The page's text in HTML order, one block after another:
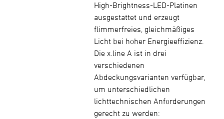
High-Brightness-LED-Platinen
ausgestattet und erzeugt
flimmerfreies, gleichmäßiges
Licht bei hoher Energieeffizienz.
Die x.line A ist in drei
verschiedenen
Abdeckungsvarianten verfügbar,
um unterschiedlichen
lichttechnischen Anforderungen
gerecht zu werden: